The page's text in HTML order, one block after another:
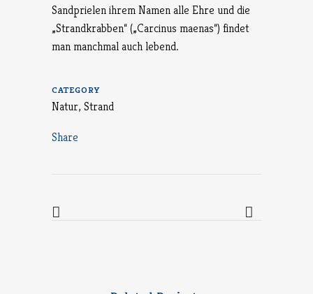
Sandprielen ihrem Namen alle Ehre und die
„Strandkrabben“ („Carcinus maenas“) findet
man manchmal auch lebend.
CATEGORY
Natur, Strand
Share